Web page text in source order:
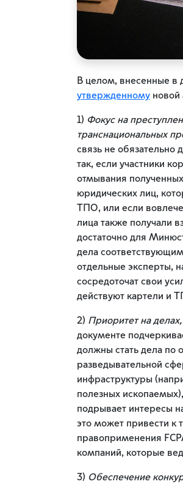
В целом, внесенные в
утвержденному новой
1) Фокус на
транснациональных
связь не обязательно
так, если участники
отмывания
юридических лиц,
ТПО, или если
лица также получали
достаточно для
дела
отдельные эксперты,
сосредоточат свои
действуют картели и
2) Приоритет на
документе
должны стать дела по
разведывательной
инфраструктуры
полезных
подрывает интересы
это может привести к
правоприменения
компаний, которые
3) Обеспечение